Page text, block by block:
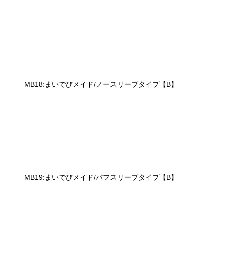
MB18:まいでびメイド/ノースリーブタイプ【B】
MB19:まいでびメイド/パフスリーブタイプ【B】